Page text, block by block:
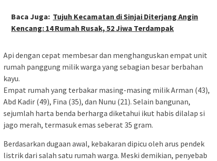
Baca Juga: Tujuh Kecamatan di Sinjai Diterjang Angin
Kencang: 14 Rumah Rusak, 52 Jiwa Terdampak
Api dengan cepat membesar dan menghanguskan empat unit
rumah panggung milik warga yang sebagian besar berbahan
kayu.
Empat rumah yang terbakar masing-masing milik Arman (43),
Abd Kadir (49), Fina (35), dan Nunu (21). Selain bangunan,
sejumlah harta benda berharga diketahui ikut habis dilalap si
jago merah, termasuk emas seberat 35 gram.
Berdasarkan dugaan awal, kebakaran dipicu oleh arus pendek
listrik dari salah satu rumah warga. Meski demikian, penyebab